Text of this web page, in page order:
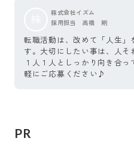
株式会社イズム
採用担当 高橋 剛
転職活動は、改めて「人生」
す。大切にしたい事は、人
１人１人としっかり向き合
軽にご応募ください♪
PR